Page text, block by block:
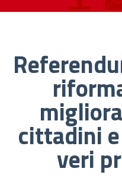
cittadini
veri